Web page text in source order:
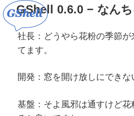
稿
日:
GShell 0.6.0 − なん
社長：どうやら花粉の季節
てます。
開発：窓を開け放しにできな
基盤：そよ風邪は通すけど